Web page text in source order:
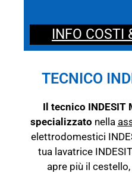
INFO COSTI
TECNICO
Il tecnico INDESIT
specializzato nella
elettrodomestici
tua lavatrice
apre più il